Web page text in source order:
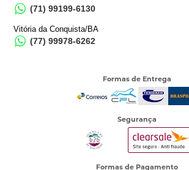
(71) 99199-6130
Vitória da Conquista/BA
(77) 99978-6262
Formas de Entrega
Segurança
Formas de Pagamento